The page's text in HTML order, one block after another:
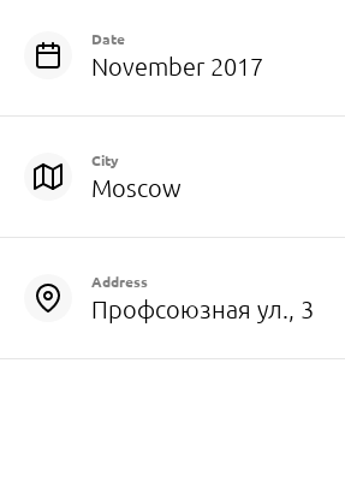
Date
November 2017
City
Moscow
Address
Профсоюзная ул., 3